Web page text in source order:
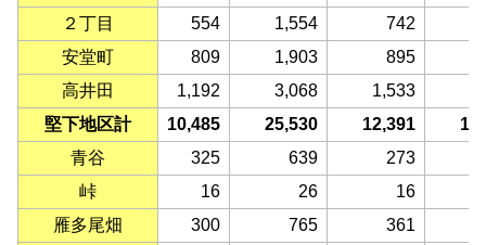
２丁目
554 1,554 742
安堂町
809 1,903 895
高井田
1,192 3,068 1,533
堅下地区計
10,485 25,530 12,391
青谷
325 639 273
峠
16 26
16
雁多尾畑
300 765 361